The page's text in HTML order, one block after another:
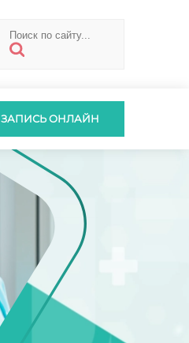
ЗАПИСЬ ОНЛАЙН